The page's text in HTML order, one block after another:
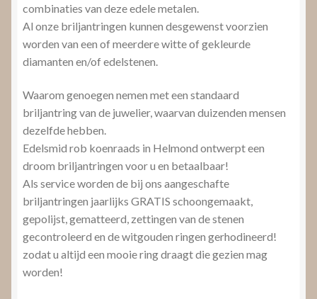
combinaties van deze edele metalen.
Al onze briljantringen kunnen desgewenst voorzien
worden van een of meerdere witte of gekleurde
diamanten en/of edelstenen.
Waarom genoegen nemen met een standaard
briljantring van de juwelier, waarvan duizenden mensen
dezelfde hebben.
Edelsmid rob koenraads in Helmond ontwerpt een
droom briljantringen voor u en betaalbaar!
Als service worden de bij ons aangeschafte
briljantringen jaarlijks GRATIS schoongemaakt,
gepolijst, gematteerd, zettingen van de stenen
gecontroleerd en de witgouden ringen gerhodineerd!
zodat u altijd een mooie ring draagt die gezien mag
worden!